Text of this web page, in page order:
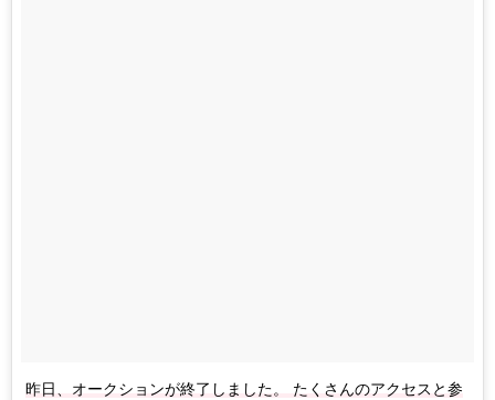
昨日、オークションが終了しました。 たくさんのアクセスと参